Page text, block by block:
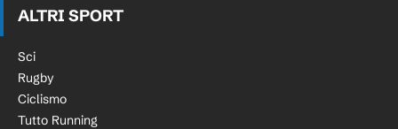
ALTRI SPORT
Sci
Rugby
Ciclismo
Tutto Running